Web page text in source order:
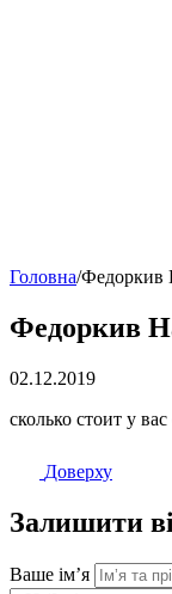
Головна/Федоркив
Федоркив
02.12.2019
сколько стоит у
Доверху
Залишити
Ваше імʼя